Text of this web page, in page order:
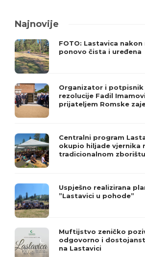
Najnovije
FOTO: Lastavica
ponovo čista i uređena
Organizator i potpisnik
rezolucije Fadil
prijateljem Romske
Centralni program
okupio hiljade vjernika
tradicionalnom zborištu
Uspješno realizirana
”Lastavici u pohode”
Muftijstvo zeničko
odgovorno i
na Lastavici